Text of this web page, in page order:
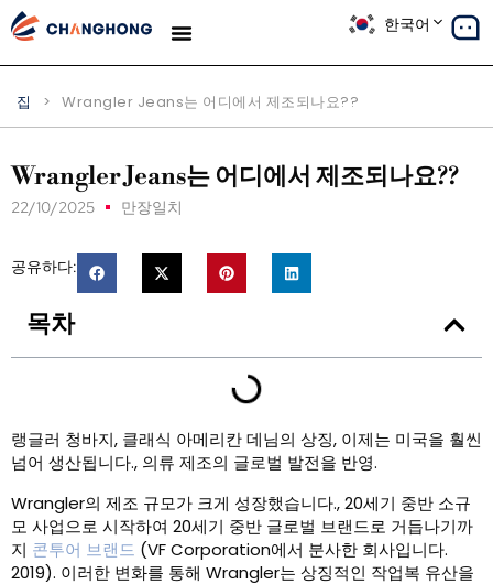
한국어
집 > Wrangler Jeans는 어디에서 제조되나요??
Wrangler Jeans는 어디에서 제조되나요??
22/10/2025 만장일치
공유하다:
목차
랭글러 청바지, 클래식 아메리칸 데님의 상징, 이제는 미국을 훨씬
넘어 생산됩니다., 의류 제조의 글로벌 발전을 반영.
Wrangler의 제조 규모가 크게 성장했습니다., 20세기 중반 소규
모 사업으로 시작하여 20세기 중반 글로벌 브랜드로 거듭나기까
지 콘투어 브랜드 (VF Corporation에서 분사한 회사입니다.
2019). 이러한 변화를 통해 Wrangler는 상징적인 작업복 유산을